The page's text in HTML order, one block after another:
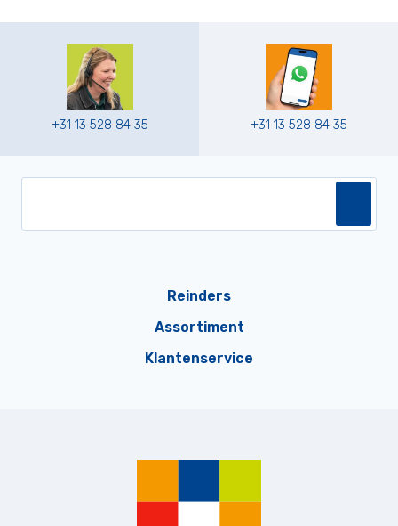
+31 13 528 84 35 +31 13 528 84 35
Reinders
Assortiment
Klantenservice